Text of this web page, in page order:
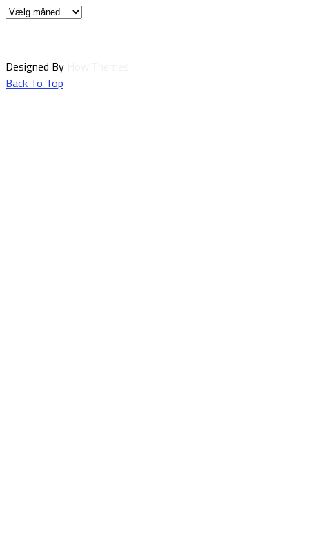
Nyhedsarkiv
Designed By
Back To Top